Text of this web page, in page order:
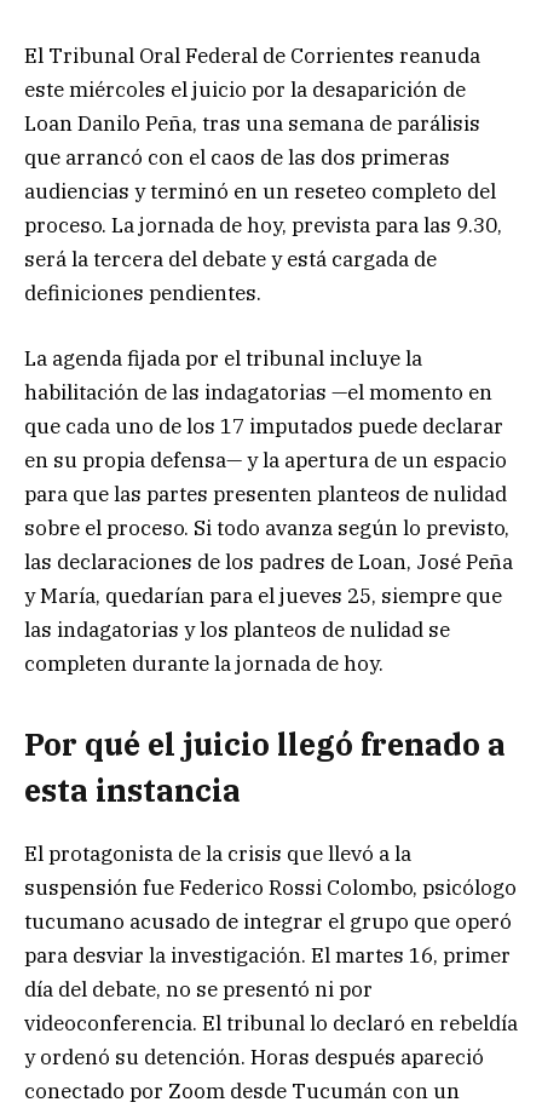
El Tribunal Oral Federal de Corrientes reanuda
este miércoles el juicio por la desaparición de
Loan Danilo Peña, tras una semana de parálisis
que arrancó con el caos de las dos primeras
audiencias y terminó en un reseteo completo del
proceso. La jornada de hoy, prevista para las 9.30,
será la tercera del debate y está cargada de
definiciones pendientes.
La agenda fijada por el tribunal incluye la
habilitación de las indagatorias —el momento en
que cada uno de los 17 imputados puede declarar
en su propia defensa— y la apertura de un espacio
para que las partes presenten planteos de nulidad
sobre el proceso. Si todo avanza según lo previsto,
las declaraciones de los padres de Loan, José Peña
y María, quedarían para el jueves 25, siempre que
las indagatorias y los planteos de nulidad se
completen durante la jornada de hoy.
Por qué el juicio llegó frenado a
esta instancia
El protagonista de la crisis que llevó a la
suspensión fue Federico Rossi Colombo, psicólogo
tucumano acusado de integrar el grupo que operó
para desviar la investigación. El martes 16, primer
día del debate, no se presentó ni por
videoconferencia. El tribunal lo declaró en rebeldía
y ordenó su detención. Horas después apareció
conectado por Zoom desde Tucumán con un